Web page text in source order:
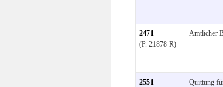
2471
(P. 21878 R)
Amtlicher
2551
Quittung